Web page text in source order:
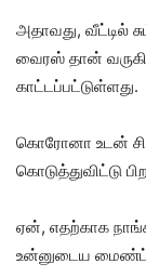
அதாவது, வீட்டில்
வைரஸ் தான்
காட்டப்பட்டுள்ளது.
கொரோனா உடன்
கொடுத்துவிட்டு
ஏன், எதற்காக
உன்னுடைய மைண்ட்